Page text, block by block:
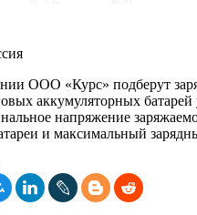
ООО «Курс» подберут
аккумуляторных
напряжение
и максимальный